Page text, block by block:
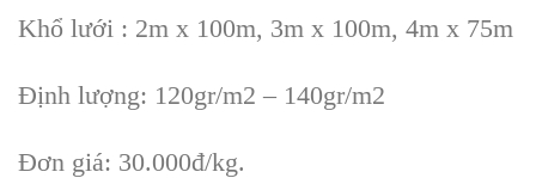
Khổ lưới : 2m x 100m, 3m x 100m, 4m x 75m
Định lượng: 120gr/m2 – 140gr/m2
Đơn giá: 30.000đ/kg.